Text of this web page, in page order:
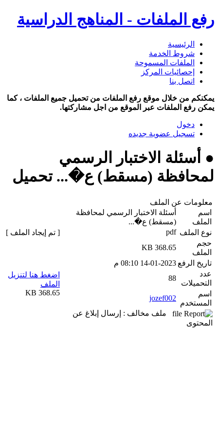
رفع الملفات - المناهج الدراسية
الرئيسية
شروط الخدمة
الملفات المسموحة
إحصائيات المركز
اتصل بنا
يمكنكم من خلال موقع رفع الملفات من تحميل جميع الملفات ، كما
يمكن رفع الملفات عبر الموقع من اجل مشاركتها.
دخول
تسجيل عضوية جديده
● أسئلة الاختبار الرسمي
لمحافظة (مسقط) ع�... تحميل
معلومات عن الملف
اسم
الملف
أسئلة الاختبار الرسمي لمحافظة
(مسقط) ع�...
نوع الملف pdf
حجم
الملف
368.65 KB
تاريخ الرفع 14-01-2023 08:10 م
عدد
التحميلات
88
اسم
المستخدم
jozef002
ملف مخالف : إرسال إبلاغ عن
المحتوى
[ تم إيجاد الملف ]
اضغط هنا لتنزيل
الملف
368.65 KB